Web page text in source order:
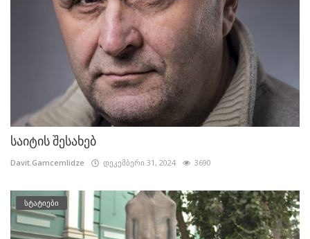
საიტის შესახებ
Davit.Gamcemlidze დეკემბერი 31, 2024 3690
სტატიები